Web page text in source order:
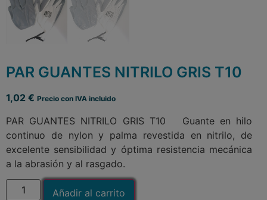
PAR GUANTES NITRILO GRIS T10
1,02 € Precio con IVA incluido
PAR GUANTES NITRILO GRIS T10 Guante en hilo
continuo de nylon y palma revestida en nitrilo, de
excelente sensibilidad y óptima resistencia mecánica
a la abrasión y al rasgado.
Añadir al carrito